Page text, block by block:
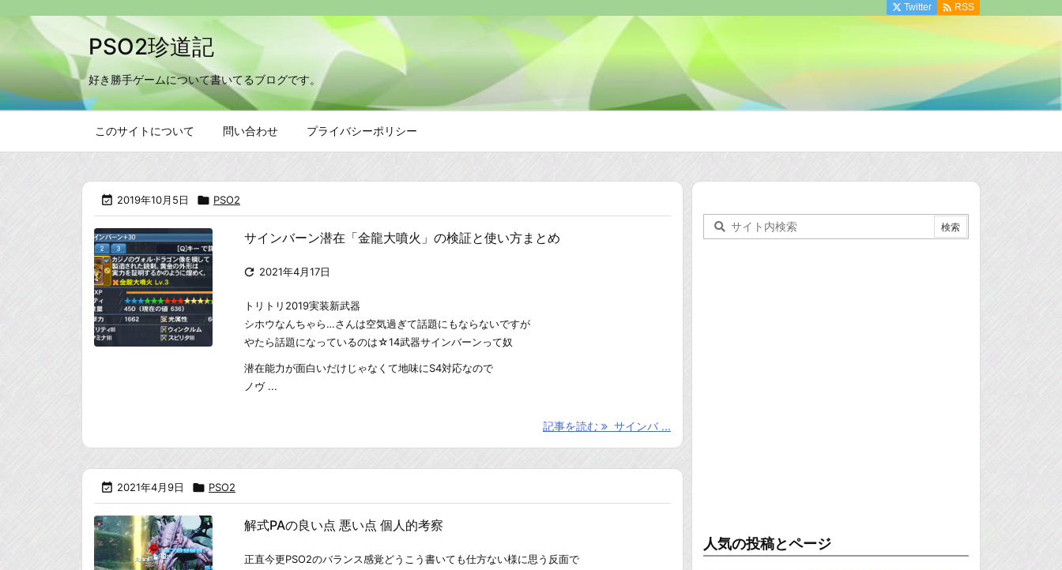
PSO2珍道記
好き勝手ゲームについて書いてるブログです。
このサイトについて 問い合わせ プライバシーポリシー
Twitter  RSS
 2019年10月5日  PSO2
サインバーン潜在「金龍大噴火」の検証と使い方まとめ
 2021年4月17日
トリトリ2019実装新武器
シホウなんちゃら…さんは空気過ぎて話題にもならないですが
やたら話題になっているのは☆14武器サインバーンって奴
潜在能力が面白いだけじゃなくて地味にS4対応なので
ノヴ ...
記事を読む サインバ ...
 2021年4月9日  PSO2
解式PAの良い点 悪い点 個人的考察
正直今更PSO2のバランス感覚どうこう書いても仕方ない様に思う反面で
人気の投稿とページ